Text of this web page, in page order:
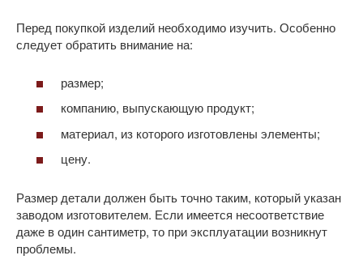
Перед покупкой изделий необходимо изучить. Особенно
следует обратить внимание на:
размер;
компанию, выпускающую продукт;
материал, из которого изготовлены элементы;
цену.
Размер детали должен быть точно таким, который указан
заводом изготовителем. Если имеется несоответствие
даже в один сантиметр, то при эксплуатации возникнут
проблемы.